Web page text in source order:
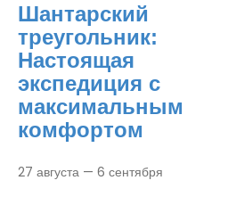
Шантарский
треугольник:
Настоящая
экспедиция с
максимальным
комфортом
27 августа — 6 сентября